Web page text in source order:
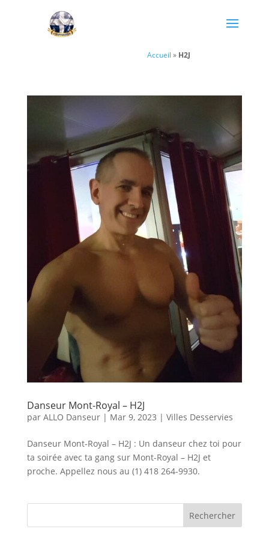
Accueil » H2J
Danseur Mont-Royal – H2J
par ALLO Danseur| Mar 9, 2023 | Villes Desservies
Danseur Mont-Royal – H2J : Un danseur chez toi pour
ta soirée avec ta gang sur Mont-Royal – H2J et
proche. Appellez nous au (1) 418 264-9930.